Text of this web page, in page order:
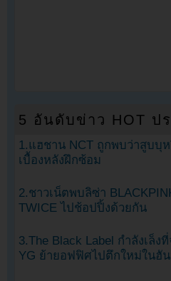
5 อันดับข่าว HOT ป
1.แฮชาน NCT ถูกพบว่าสูบบุ
เบื้องหลังฝึกซ้อม
2.ชาวเน็ตพบลิซ่า
TWICE ไปช้อปปิ้งด้วยกัน
3.The Black Label กำลังเล็ง
YG ย้ายอฟฟิศไปตึกใหม่ในฮั